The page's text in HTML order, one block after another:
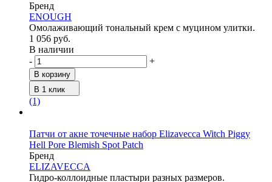
Бренд
ENOUGH
Омолаживающий тональный крем с муцином улитки.
1 056 руб.
В наличии
-
+
В корзину
В 1 клик
(1)
Патчи от акне точечные набор Elizavecca Witch Piggy
Hell Pore Blemish Spot Patch
Бренд
ELIZAVECCA
Гидро-коллоидные пластыри разных размеров.